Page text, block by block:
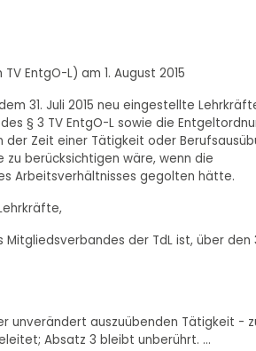
EntgO-L) am 1. August 2015
31. Juli 2015 neu eingestellte
§ 3 TV EntgO-L sowie die
der Zeit einer Tätigkeit oder
zu berücksichtigen wäre, wenn die
Arbeitsverhältnisses gegolten hätte.
der TdL ist, über den
unverändert auszuübenden Tätigkeit -
Absatz 3 bleibt unberührt. ...